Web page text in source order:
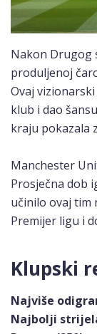
Nakon Drugog
produljenoj
Ovaj
klub i dao
kraju pokazala
Manchester
Prosječna dob
učinilo ovaj tim
Premijer ligu i
Klupski
Najviše
Najbolji